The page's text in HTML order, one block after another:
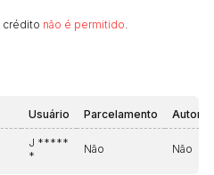
crédito não é permitido
Usuário Parcelamento
J *****
*
Não Não